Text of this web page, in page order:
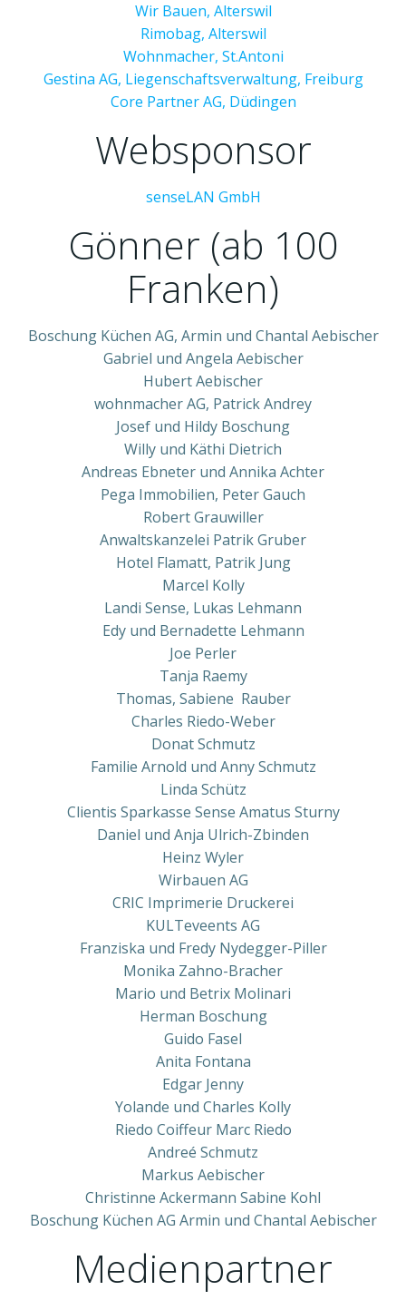
Wir Bauen, Alterswil
Rimobag, Alterswil
Wohnmacher, St.Antoni
Gestina AG, Liegenschaftsverwaltung, Freiburg
Core Partner AG, Düdingen
Websponsor
senseLAN GmbH
Gönner (ab 100
Franken)
Boschung Küchen AG, Armin und Chantal Aebischer
Gabriel und Angela Aebischer
Hubert Aebischer
wohnmacher AG, Patrick Andrey
Josef und Hildy Boschung
Willy und Käthi Dietrich
Andreas Ebneter und Annika Achter
Pega Immobilien, Peter Gauch
Robert Grauwiller
Anwaltskanzelei Patrik Gruber
Hotel Flamatt, Patrik Jung
Marcel Kolly
Landi Sense, Lukas Lehmann
Edy und Bernadette Lehmann
Joe Perler
Tanja Raemy
Thomas, Sabiene Rauber
Charles Riedo-Weber
Donat Schmutz
Familie Arnold und Anny Schmutz
Linda Schütz
Clientis Sparkasse Sense Amatus Sturny
Daniel und Anja Ulrich-Zbinden
Heinz Wyler
Wirbauen AG
CRIC Imprimerie Druckerei
KULTeveents AG
Franziska und Fredy Nydegger-Piller
Monika Zahno-Bracher
Mario und Betrix Molinari
Herman Boschung
Guido Fasel
Anita Fontana
Edgar Jenny
Yolande und Charles Kolly
Riedo Coiffeur Marc Riedo
Andreé Schmutz
Markus Aebischer
Christinne Ackermann Sabine Kohl
Boschung Küchen AG Armin und Chantal Aebischer
Medienpartner